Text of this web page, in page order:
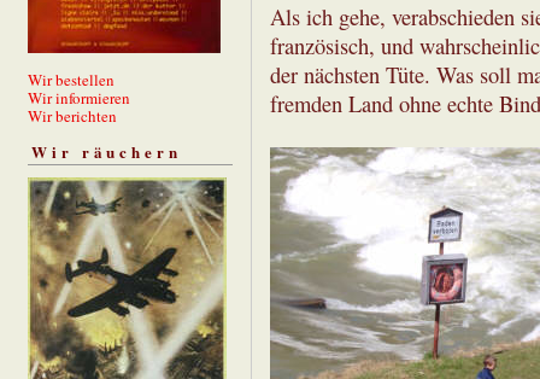
Wir bestellen
Wir informieren
Wir berichten
Wir räuchern
Als ich gehe, verabschieden
französisch, und
der nächsten Tüte. Was soll
fremden Land ohne echte